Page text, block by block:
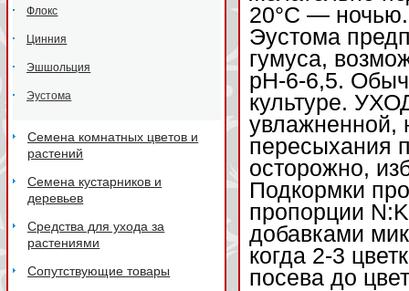
Флокс
Цинния
Эшшольция
Эустома
Семена комнатных цветов и
растений
Семена кустарников и
деревьев
Средства для ухода за
растениями
Сопутствующие товары
20°С — ночью.
Эустома
гумуса,
рН-6-6,5.
культуре.
увлажненной,
пересыхания
осторожно,
Подкормки
пропорции
добавками
когда 2-3
посева до